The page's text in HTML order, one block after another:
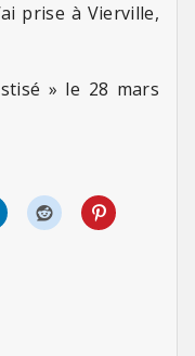
prise à Vierville,
» le 28 mars